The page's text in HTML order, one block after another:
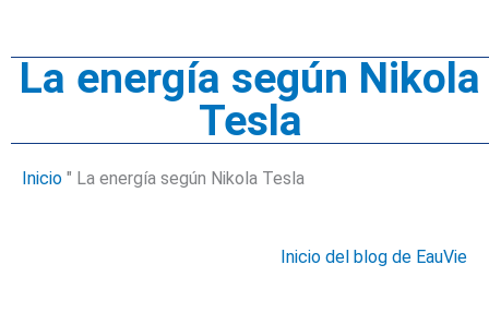
La energía según Nikola
Tesla
Inicio " La energía según Nikola Tesla
Inicio del blog de EauVie